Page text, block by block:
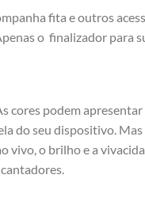
fita e outros
o finalizador para
cores podem
do seu dispositivo.
vivo, o brilho e a